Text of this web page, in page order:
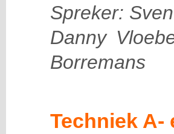
Spreker:
Danny
Borremans
Techniek A-